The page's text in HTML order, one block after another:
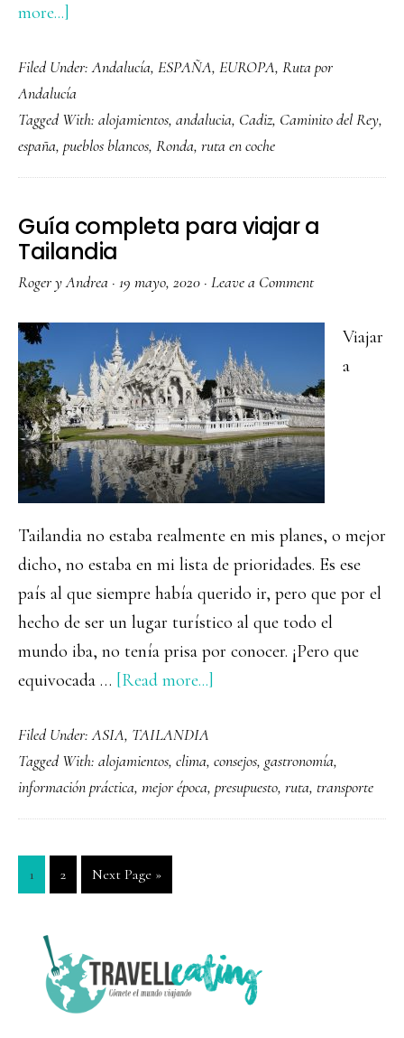
more...]
en
coche
por
Andalucía
Filed Under:Andalucía, ESPAÑA, EUROPA, Ruta por
Andalucía
Tagged With: alojamientos, andalucia, Cadiz, Caminito del Rey,
españa, pueblos blancos, Ronda, ruta en coche
Guía completa para viajar a
Tailandia
Roger y Andrea · 19 mayo, 2020 · Leave a Comment
Viajar
a
Tailandia no estaba realmente en mis planes, o mejor
dicho, no estaba en mi lista de prioridades. Es ese
país al que siempre había querido ir, pero que por el
hecho de ser un lugar turístico al que todo el
mundo iba, no tenía prisa por conocer. ¡Pero que
equivocada … [Read more...]
para
viajar
a
Filed Under:ASIA, TAILANDIA
Tagged With: alojamientos, clima, consejos, gastronomía,
información práctica, mejor época, presupuesto, ruta, transporte
Go
to
1
Go
to
2
Go
to
Next Page »
PRIMARY
SIDEBAR